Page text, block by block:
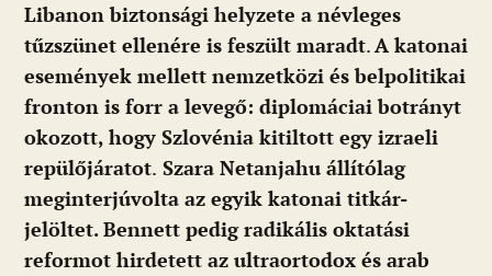
Libanon biztonsági helyzete a névleges
tűzszünet ellenére is feszült maradt.A katonai
események mellett nemzetközi és belpolitikai
fronton is forr a levegő: diplomáciai botrányt
okozott, hogy Szlovénia kitiltott egy izraeli
repülőjáratot. Szara Netanjahu állítólag
meginterjúvolta az egyik katonai titkár-
jelöltet. Bennett pedig radikális oktatási
reformot hirdetett az ultraortodox és arab